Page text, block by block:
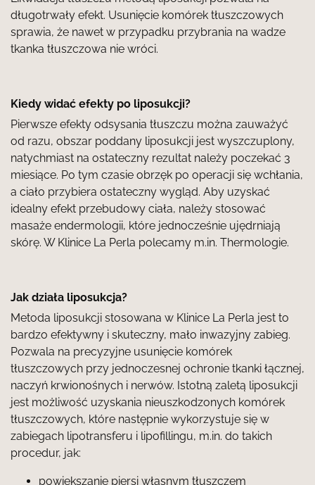
długotrwały efekt. Usunięcie komórek tłuszczowych
sprawia, że nawet w przypadku przybrania na wadze
tkanka tłuszczowa nie wróci.
Kiedy widać efekty po liposukcji?
Pierwsze efekty odsysania tłuszczu można zauważyć
od razu, obszar poddany liposukcji jest wyszczuplony,
natychmiast na ostateczny rezultat należy poczekać 3
miesiące. Po tym czasie obrzęk po operacji się wchłania,
a ciało przybiera ostateczny wygląd. Aby uzyskać
idealny efekt przebudowy ciała, należy stosować
masaże endermologii, które jednocześnie ujędrniają
skórę. W Klinice La Perla polecamy m.in. Thermologie.
Jak działa liposukcja?
Metoda liposukcji stosowana w Klinice La Perla jest to
bardzo efektywny i skuteczny, mało inwazyjny zabieg.
Pozwala na precyzyjne usunięcie komórek
tłuszczowych przy jednoczesnej ochronie tkanki łącznej,
naczyń krwionośnych i nerwów. Istotną zaletą liposukcji
jest możliwość uzyskania nieuszkodzonych komórek
tłuszczowych, które następnie wykorzystuje się w
zabiegach lipotransferu i lipofillingu, m.in. do takich
procedur, jak:
powiększanie piersi własnym tłuszczem